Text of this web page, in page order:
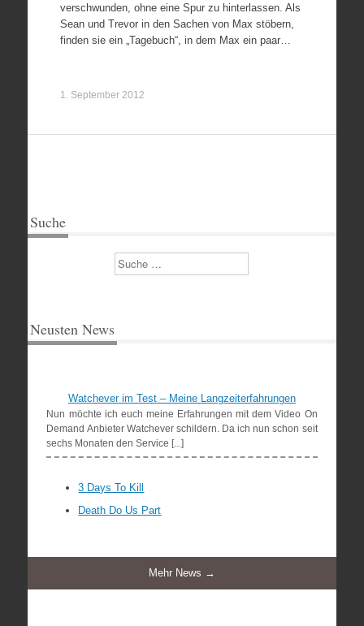
verschwunden, ohne eine Spur zu hinterlassen. Als
Sean und Trevor in den Sachen von Max stöbern,
finden sie ein „Tagebuch“, in dem Max ein paar…
1. September 2012
Suche
Suchen
Neusten News
Watchever im Test – Meine Langzeiterfahrungen
Nun möchte ich euch meine Erfahrungen mit dem Video On
Demand Anbieter Watchever schildern. Da ich nun schon seit
sechs Monaten den Service [...]
3 Days To Kill
Death Do Us Part
Mehr News →